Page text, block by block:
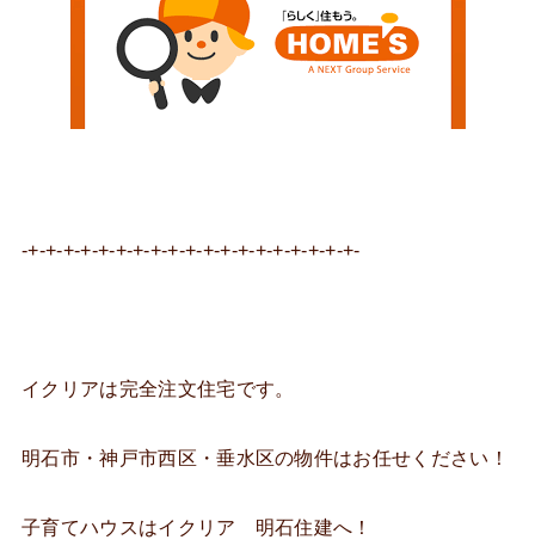
-+-+-+-+-+-+-+-+-+-+-+-+-+-+-+-+-+-+-+-
イクリアは完全注文住宅です。
明石市・神戸市西区・垂水区の物件はお任せください！
子育てハウスはイクリア 明石住建へ！